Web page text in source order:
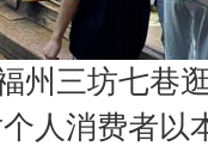
州三坊七巷
人消费者以